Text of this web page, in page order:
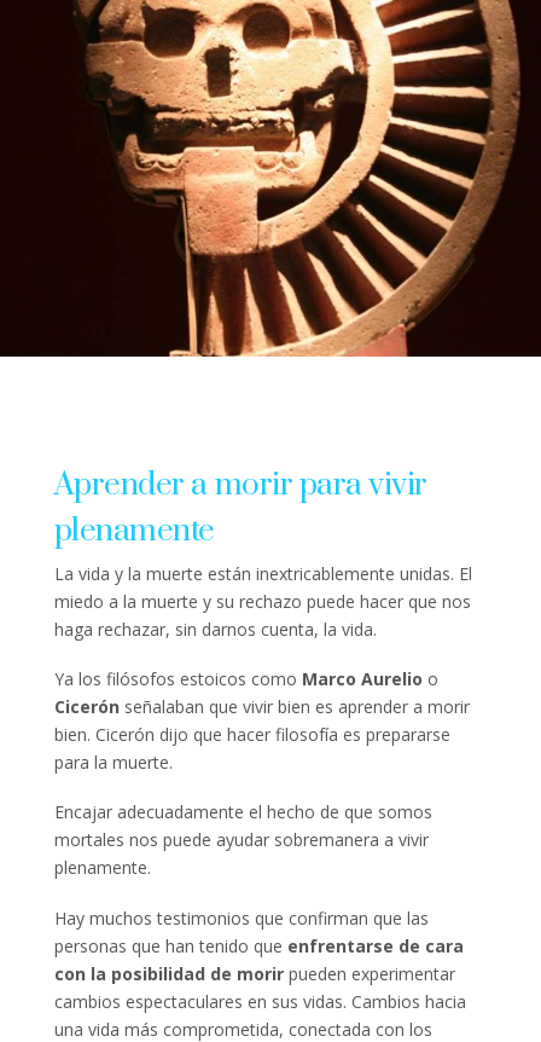
Aprender a morir para vivir
plenamente
La vida y la muerte están inextricablemente unidas. El
miedo a la muerte y su rechazo puede hacer que nos
haga rechazar, sin darnos cuenta, la vida.
Ya los filósofos estoicos como Marco Aurelio o
Cicerón señalaban que vivir bien es aprender a morir
bien. Cicerón dijo que hacer filosofía es prepararse
para la muerte.
Encajar adecuadamente el hecho de que somos
mortales nos puede ayudar sobremanera a vivir
plenamente.
Hay muchos testimonios que confirman que las
personas que han tenido que enfrentarse de cara
con la posibilidad de morirpueden experimentar
cambios espectaculares en sus vidas. Cambios hacia
una vida más comprometida, conectada con los